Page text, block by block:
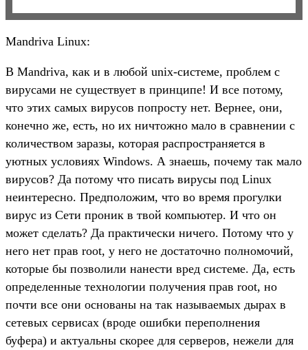
Mandriva Linux:
В Mandriva, как и в любой unix-системе, проблем с
вирусами не существует в принципе! И все потому,
что этих самых вирусов попросту нет. Вернее, они,
конечно же, есть, но их ничтожно мало в сравнении с
количеством заразы, которая распространяется в
уютных условиях Windows. А знаешь, почему так мало
вирусов? Да потому что писать вирусы под Linux
неинтересно. Предположим, что во время прогулки
вирус из Сети проник в твой компьютер. И что он
может сделать? Да практически ничего. Потому что у
него нет прав root, у него не достаточно полномочий,
которые бы позволили нанести вред системе. Да, есть
определенные технологии получения прав root, но
почти все они основаны на так называемых дырах в
сетевых сервисах (вроде ошибки переполнения
буфера) и актуальны скорее для серверов, нежели для